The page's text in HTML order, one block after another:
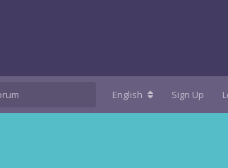
English Sign Up